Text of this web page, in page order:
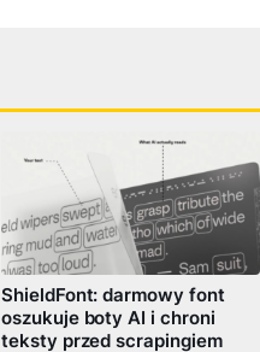
ShieldFont: darmowy font
oszukuje boty AI i chroni
teksty przed scrapingiem